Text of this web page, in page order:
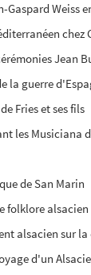
Gaspard
chez
Jean
la guerre
Fries et ses fils
les Musiciana
de San Marin
folklore
alsacien sur
d'un